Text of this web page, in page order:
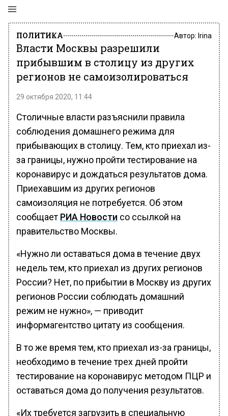
ПОЛИТИКА Автор: Irina
Власти Москвы разрешили
прибывшим в столицу из других
регионов не самоизолироваться
29 октября 2020, 11:44
Столичные власти разъяснили правила
соблюдения домашнего режима для
прибывающих в столицу. Тем, кто приехал из-
за границы, нужно пройти тестирование на
коронавирус и дождаться результатов дома.
Приехавшим из других регионов
самоизоляция не потребуется. Об этом
сообщает РИА Новости со ссылкой на
правительство Москвы.
«Нужно ли оставаться дома в течение двух
недель тем, кто приехал из других регионов
России? Нет, по прибытии в Москву из других
регионов России соблюдать домашний
режим не нужно», — приводит
информагентство цитату из сообщения.
В то же время тем, кто приехал из-за границы,
необходимо в течение трех дней пройти
тестирование на коронавирус методом ПЦР и
оставаться дома до получения результатов.
«Их требуется загрузить в специальную